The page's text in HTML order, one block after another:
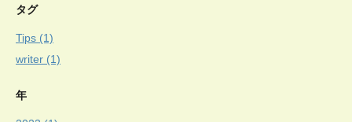
タグ
Tips (1)
writer (1)
年